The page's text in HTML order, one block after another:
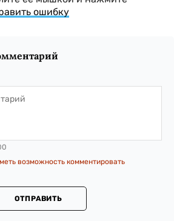
ошибку
возможность комментировать
ОТПРАВИТЬ